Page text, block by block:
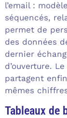
l’email :
séquencés,
permet de
des données
dernier
d’ouverture.
partagent
mêmes
Tableaux de